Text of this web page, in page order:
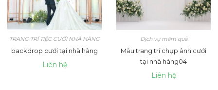
TRANG TRÍ TIỆC CƯỚI NHÀ HÀNG
backdrop cưới tại nhà hàng
Liên hệ
Dịch vụ mâm quả
Mẫu trang trí chụp ảnh cưới
tại nhà hàng04
Liên hệ